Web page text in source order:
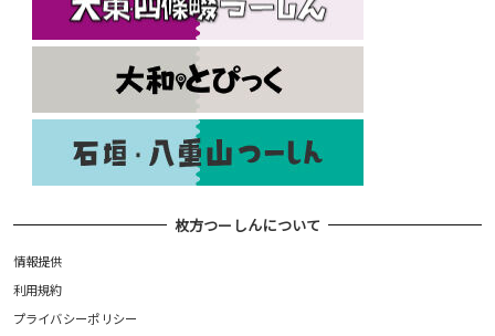
枚方つーしんについて
情報提供
利用規約
プライバシーポリシー